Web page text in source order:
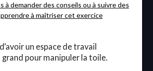
à demander des conseils ou à suivre des
à maîtriser cet exercice
un espace de travail
pour manipuler la toile.